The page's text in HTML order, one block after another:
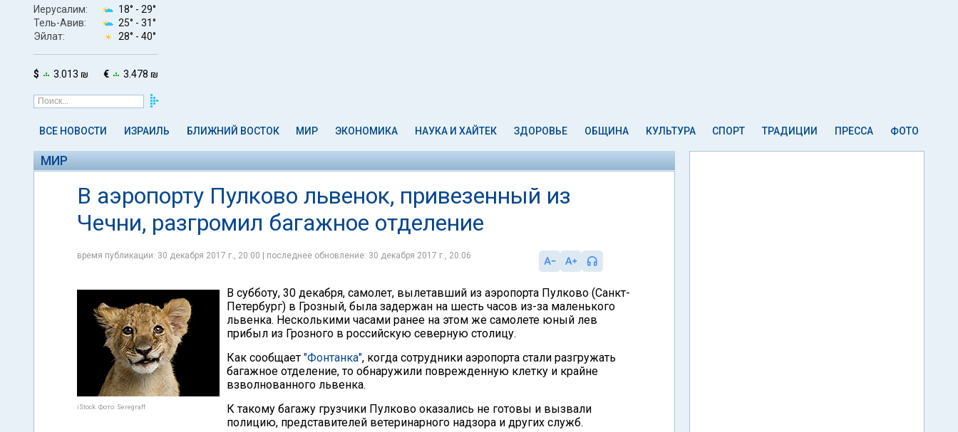
Иерусалим: 18° - 29°
Тель-Авив:
25° - 31°
Эйлат:
28° - 40°
$ 3.013 ₪ € 3.478 ₪
ВСЕ НОВОСТИ ИЗРАИЛЬ БЛИЖНИЙ ВОСТОК МИР ЭКОНОМИКА НАУКА И ХАЙТЕК ЗДОРОВЬЕ ОБЩИНА КУЛЬТУРА СПОРТ ТРАДИЦИИ ПРЕССА ФОТО
МИР
В аэропорту Пулково львенок, привезенный из
Чечни, разгромил багажное отделение
время публикации: 30 декабря 2017 г., 20:00 | последнее обновление: 30 декабря 2017 г., 20:06
iStock. Фото: Seregraff
В субботу, 30 декабря, самолет, вылетавший из аэропорта Пулково (Санкт-
Петербург) в Грозный, была задержан на шесть часов из-за маленького
львенка. Несколькими часами ранее на этом же самолете юный лев
прибыл из Грозного в российскую северную столицу.
Как сообщает "Фонтанка", когда сотрудники аэропорта стали разгружать
багажное отделение, то обнаружили поврежденную клетку и крайне
взволнованного львенка.
К такому багажу грузчики Пулково оказались не готовы и вызвали
полицию, представителей ветеринарного надзора и других служб.